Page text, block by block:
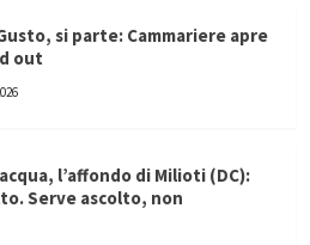
si parte: Cammariere apre
out
l’affondo di Milioti (DC):
Serve ascolto, non